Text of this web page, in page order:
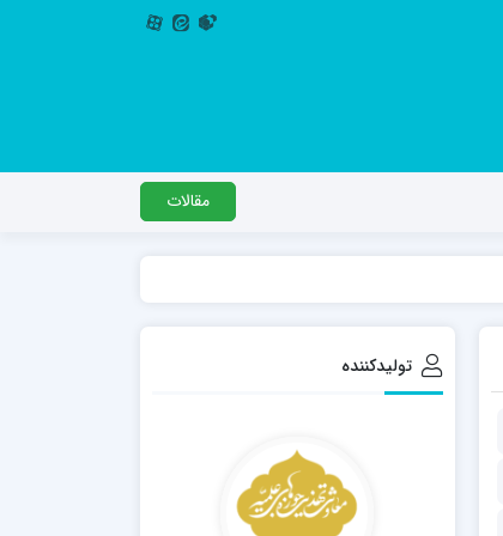
مدرسه اباصالح المهدی عج
مدرسه امام جعفر صادق علیه السلام ساوجبلاغ
مدرسه علمیه امام حسن مجتبی(ع) چهارباغ
مقالات
تولیدکننده